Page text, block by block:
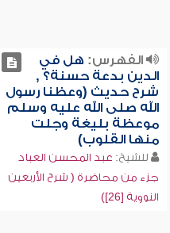
الفهرس: هل في
الدين بدعة حسنة؟ ,
شرح حديث (وعظنا رسول
الله صلى الله عليه وسلم
موعظة بليغة وجلت
منها القلوب)
للشيخ: عبد المحسن العباد
جزء من محاضرة ( شرح الأربعين
النووية [26])